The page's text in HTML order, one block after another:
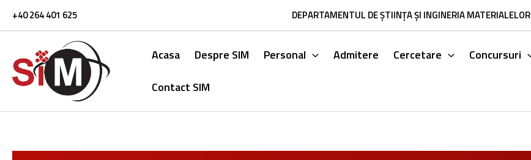
+40 264 401 625 DEPARTAMENTUL DE ȘTIINȚA ȘI INGINERIA MATERIALELOR
Acasa Despre SIM Personal Admitere Cercetare Concursuri
Contact SIM